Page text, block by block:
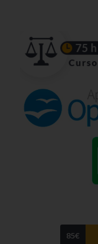
85€